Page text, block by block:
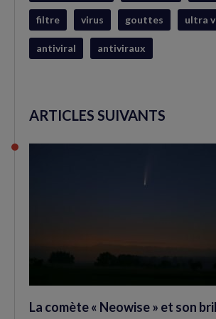
filtre virus gouttes ultra
antiviral antiviraux
ARTICLES SUIVANTS
La comète « Neowise » et son